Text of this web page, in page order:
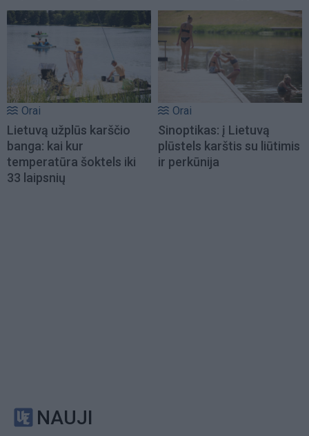
Orai
Lietuvą užplūs karščio
banga: kai kur
temperatūra šoktels iki
33 laipsnių
Orai
Sinoptikas: į Lietuvą
plūstels karštis su liūtimis
ir perkūnija
NAUJI